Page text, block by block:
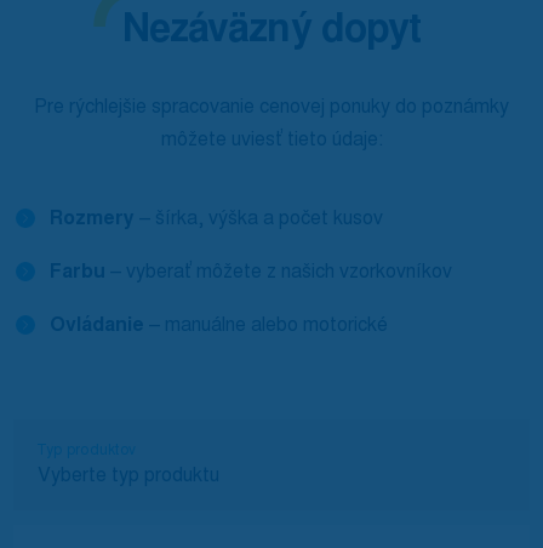
Nezáväzný dopyt
Pre rýchlejšie spracovanie cenovej ponuky do poznámky
môžete uviesť tieto údaje:
Rozmery – šírka, výška a počet kusov
Farbu – vyberať môžete z našich vzorkovníkov
Ovládanie – manuálne alebo motorické